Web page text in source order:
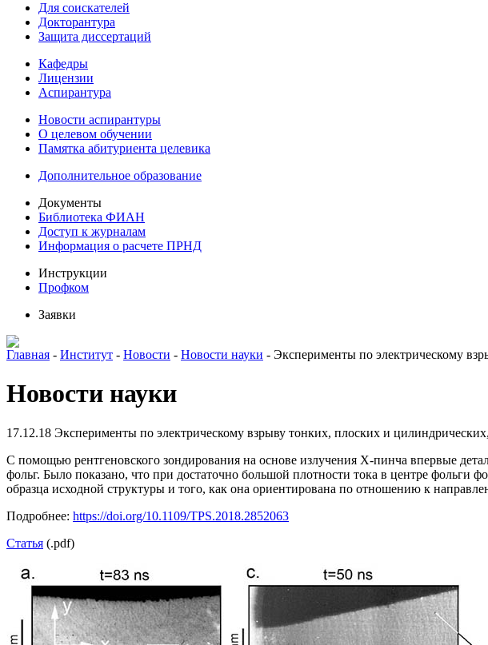
Для соискателей
Докторантура
Защита диссертаций
Кафедры
Лицензии
Аспирантура
Новости аспирантуры
О целевом обучении
Памятка абитуриента целевика
Дополнительное образование
Документы
Библиотека ФИАН
Доступ к журналам
Информация о расчете ПРНД
Инструкции
Профком
Заявки
Главная - Институт - Новости - Новости науки - Эксперименты по электрическому
Новости науки
17.12.18 Эксперименты по электрическому взрыву тонких, плоских и
С помощью рентгеновского зондирования на основе излучения Х-пинча впервые
фольг. Было показано, что при достаточно большой плотности тока в центре
образца исходной структуры и того, как она ориентирована по отношению к
Подробнее: https://doi.org/10.1109/TPS.2018.2852063
Статья (.pdf)